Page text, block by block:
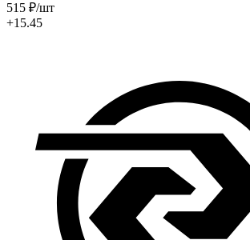
515 ₽/шт
+15.45